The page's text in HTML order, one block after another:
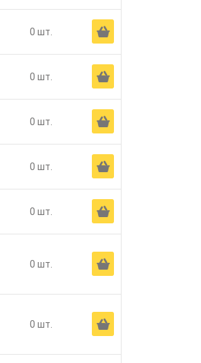
0 шт. Ä
0 шт. Ä
0 шт. Ä
0 шт. Ä
0 шт. Ä
0 шт. Ä
0 шт. Ä